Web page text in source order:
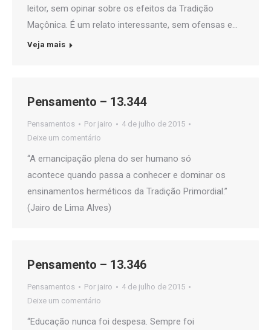
leitor, sem opinar sobre os efeitos da Tradição
Maçônica. É um relato interessante, sem ofensas e…
Veja mais
Pensamento – 13.344
Pensamentos Por jairo
4 de julho de 2015
Deixe um comentário
“A emancipação plena do ser humano só
acontece quando passa a conhecer e dominar os
ensinamentos herméticos da Tradição Primordial.”
(Jairo de Lima Alves)
Pensamento – 13.346
Pensamentos Por jairo
4 de julho de 2015
Deixe um comentário
“Educação nunca foi despesa. Sempre foi